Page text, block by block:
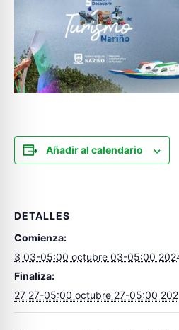
Añadir al calendario
DETALLES
Comienza:
3 03-05:00 octubre 03-05:00
Finaliza:
27 27-05:00 octubre 27-05:00